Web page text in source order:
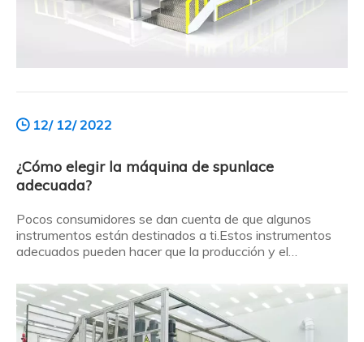
12/ 12/ 2022
¿Cómo elegir la máquina de spunlace
adecuada?
Pocos consumidores se dan cuenta de que algunos
instrumentos están destinados a ti.Estos instrumentos
adecuados pueden hacer que la producción y el
de resultados con la mitad del esfuerzo.Entonces, ¿cómo
deberían los consumidores elegir una máquina de
spunlace adecuada? Aquí está el resumen: ¿Por qué
comprar una máquina de spunlace?